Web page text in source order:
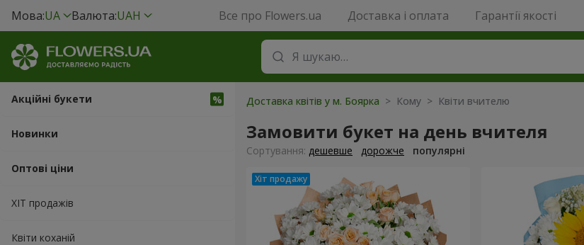
Мова:UA Валюта:UAH Все про Flowers.ua Доставка і оплата Гарантії якості
Акційні букети
Новинки
Оптові ціни
ХІТ продажів
Квіти коханій
Доставка квітів у м. Боярка > Кому > Квіти вчителю
Замовити букет на день вчителя
Сортування: дешевше дорожче популярні